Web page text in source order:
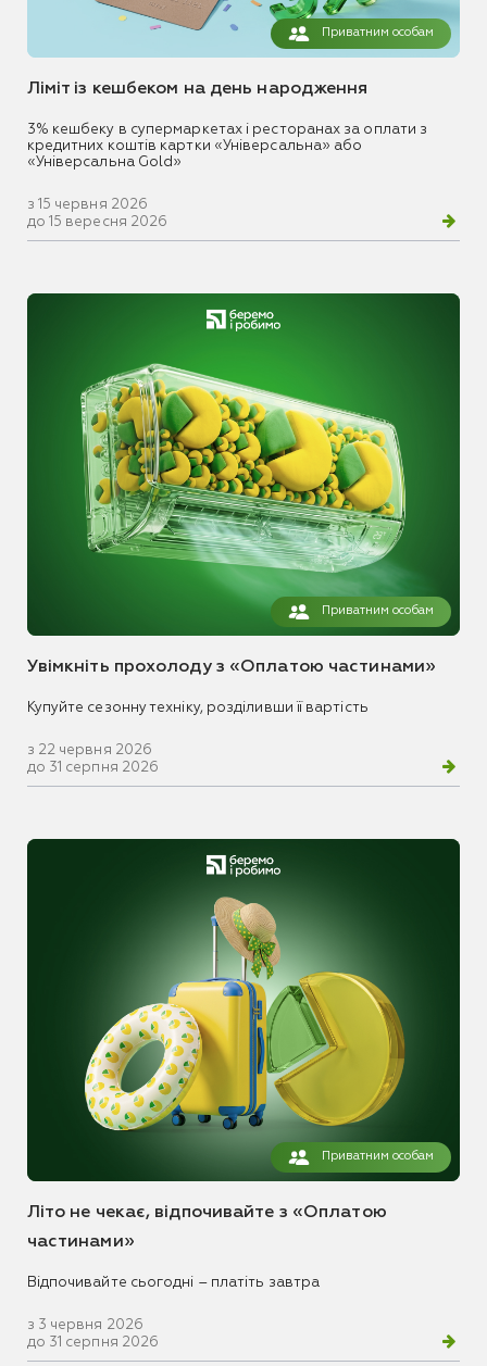
Приватним особам
Ліміт із кешбеком на день народження
3% кешбеку в супермаркетах і ресторанах за оплати з
кредитних коштів картки «Універсальна» або
«Універсальна Gold»
з 15 червня 2026
до 15 вересня 2026
Приватним особам
Увімкніть прохолоду з «Оплатою частинами»
Купуйте сезонну техніку, розділивши її вартість
з 22 червня 2026
до 31 серпня 2026
Приватним особам
Літо не чекає, відпочивайте з «Оплатою
частинами»
Відпочивайте сьогодні – платіть завтра
з 3 червня 2026
до 31 серпня 2026